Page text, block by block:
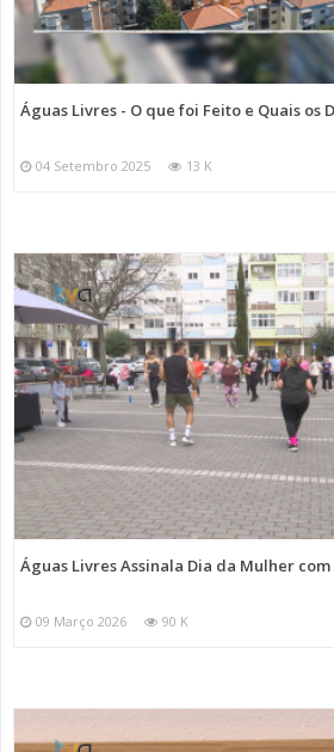
Águas Livres - O que foi Feito e Quais os
04 Setembro 2025 13 K
Águas Livres Assinala Dia da Mulher
09 Março 2026 90 K